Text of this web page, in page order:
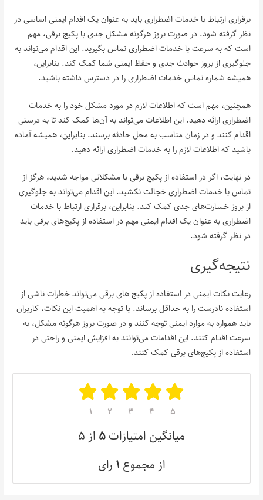
برقراری ارتباط با خدمات اضطراری باید به عنوان یک اقدام ایمنی اساسی در
نظر گرفته شود. در صورت بروز هرگونه مشکل جدی با پکیج برقی، مهم
است که به سرعت با خدمات اضطراری تماس بگیرید. این اقدام می‌تواند به
جلوگیری از بروز حوادث جدی و حفظ ایمنی شما کمک کند. بنابراین،
همیشه شماره تماس خدمات اضطراری را در دسترس داشته باشید.
همچنین، مهم است که اطلاعات لازم در مورد مشکل خود را به خدمات
اضطراری ارائه دهید. این اطلاعات می‌تواند به آن‌ها کمک کند تا به درستی
اقدام کنند و در زمان مناسب به محل حادثه برسند. بنابراین، همیشه آماده
باشید که اطلاعات لازم را به خدمات اضطراری ارائه دهید.
در نهایت، اگر در استفاده از پکیج برقی با مشکلاتی مواجه شدید، هرگز از
تماس با خدمات اضطراری خجالت نکشید. این اقدام می‌تواند به جلوگیری
از بروز خسارت‌های جدی کمک کند. بنابراین، برقراری ارتباط با خدمات
اضطراری به عنوان یک اقدام ایمنی مهم در استفاده از پکیج‌های برقی باید
در نظر گرفته شود.
نتیجه‌گیری
رعایت نکات ایمنی در استفاده از پکیج‌ های برقی می‌تواند خطرات ناشی از
استفاده نادرست را به حداقل برساند. با توجه به اهمیت این نکات، کاربران
باید همواره به موارد ایمنی توجه کنند و در صورت بروز هرگونه مشکل، به
سرعت اقدام کنند. این اقدامات می‌توانند به افزایش ایمنی و راحتی در
استفاده از پکیج‌های برقی کمک کنند.
۱ ۲ ۳ ۴ ۵
میانگین امتیازات۵ از ۵
از مجموع ۱ رای